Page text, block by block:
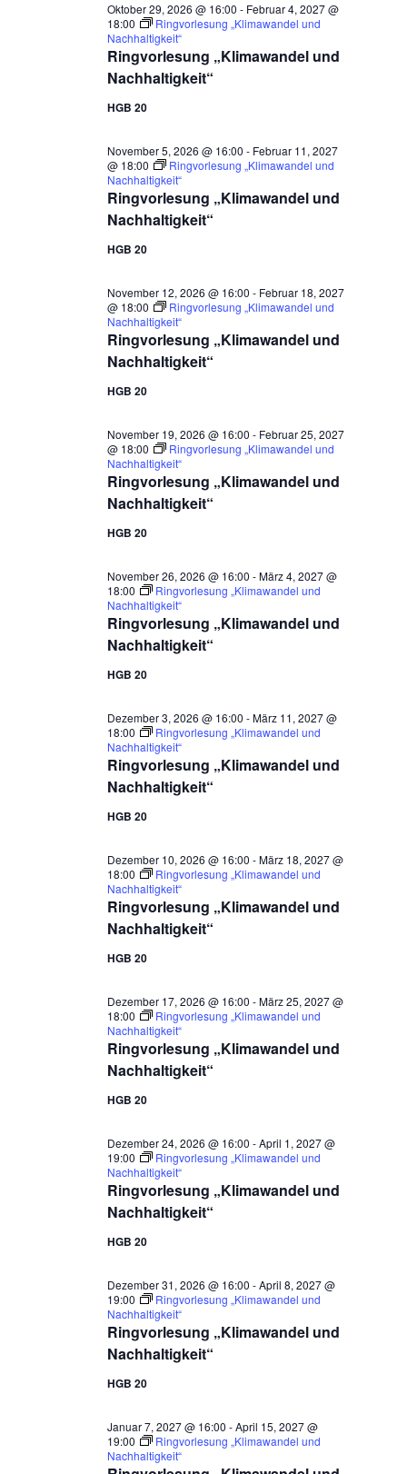
Ringvorlesung „Klimawandel und
Nachhaltigkeit“
Oktober 29, 2026 @ 16:00 - Februar 4, 2027 @
18:00
Ringvorlesung „Klimawandel und
Nachhaltigkeit“
HGB 20
Ringvorlesung „Klimawandel und
Nachhaltigkeit“
November 5, 2026 @ 16:00 - Februar 11, 2027
@ 18:00
Ringvorlesung „Klimawandel und
Nachhaltigkeit“
HGB 20
Ringvorlesung „Klimawandel und
Nachhaltigkeit“
November 12, 2026 @ 16:00 - Februar 18, 2027
@ 18:00
Ringvorlesung „Klimawandel und
Nachhaltigkeit“
HGB 20
Ringvorlesung „Klimawandel und
Nachhaltigkeit“
November 19, 2026 @ 16:00 - Februar 25, 2027
@ 18:00
Ringvorlesung „Klimawandel und
Nachhaltigkeit“
HGB 20
Ringvorlesung „Klimawandel und
Nachhaltigkeit“
November 26, 2026 @ 16:00 -März 4, 2027 @
18:00
Ringvorlesung „Klimawandel und
Nachhaltigkeit“
HGB 20
Ringvorlesung „Klimawandel und
Nachhaltigkeit“
Dezember 3, 2026 @ 16:00 -März 11, 2027 @
18:00
Ringvorlesung „Klimawandel und
Nachhaltigkeit“
HGB 20
Ringvorlesung „Klimawandel und
Nachhaltigkeit“
Dezember 10, 2026 @ 16:00 -März 18, 2027 @
18:00
Ringvorlesung „Klimawandel und
Nachhaltigkeit“
HGB 20
Ringvorlesung „Klimawandel und
Nachhaltigkeit“
Dezember 17, 2026 @ 16:00 -März 25, 2027 @
18:00
Ringvorlesung „Klimawandel und
Nachhaltigkeit“
HGB 20
Ringvorlesung „Klimawandel und
Nachhaltigkeit“
Dezember 24, 2026 @ 16:00 -April 1, 2027 @
19:00
Ringvorlesung „Klimawandel und
Nachhaltigkeit“
HGB 20
Ringvorlesung „Klimawandel und
Nachhaltigkeit“
Dezember 31, 2026 @ 16:00 -April 8, 2027 @
19:00
Ringvorlesung „Klimawandel und
Nachhaltigkeit“
HGB 20
Januar 7, 2027 @ 16:00 -April 15, 2027 @
19:00
Ringvorlesung „Klimawandel und
Nachhaltigkeit“